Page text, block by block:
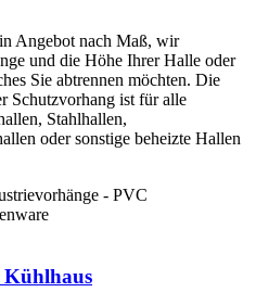
Angebot nach Maß, wir
und die Höhe Ihrer Halle oder
Sie abtrennen möchten. Die
Schutzvorhang ist für alle
Stahlhallen,
oder sonstige beheizte Hallen